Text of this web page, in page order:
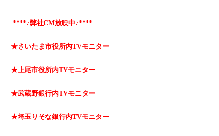
****♪弊社CM放映中♪****
★さいたま市役所内TVモニター
★上尾市役所内TVモニター
★武蔵野銀行内TVモニター
★埼玉りそな銀行内TVモニター